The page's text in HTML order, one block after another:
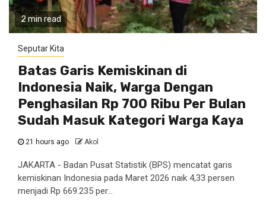
2 min read
Seputar Kita
Batas Garis Kemiskinan di
Indonesia Naik, Warga Dengan
Penghasilan Rp 700 Ribu Per Bulan
Sudah Masuk Kategori Warga Kaya
21 hours ago Akol
JAKARTA - Badan Pusat Statistik (BPS) mencatat garis
kemiskinan Indonesia pada Maret 2026 naik 4,33 persen
menjadi Rp 669.235 per...